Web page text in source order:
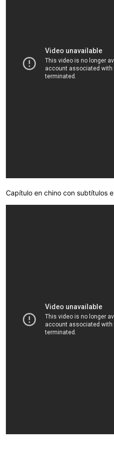
Capítulo en chino con subtítulos